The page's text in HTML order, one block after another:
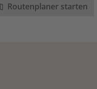
Routenplaner starten